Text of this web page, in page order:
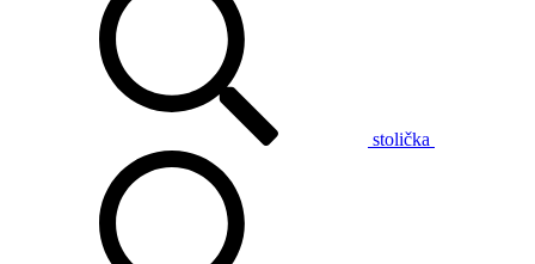
stolička